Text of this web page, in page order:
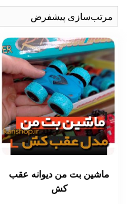
ماشین بت من دیوانه عقب
کش